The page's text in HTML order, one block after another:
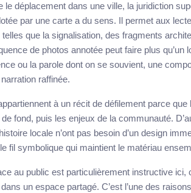
le déplacement dans une ville, la juridiction
par une carte a du sens. Il permet aux
que la signalisation, des fragments
de photos annotée peut faire plus
ou la parole dont on se souvient, une
raffinée.
à un récit de défilement parce que
de fond, puis les enjeux de la communauté.
locale n’ont pas besoin d’un design
fil symbolique qui maintient le matériau
au public est particulièrement instructive
un espace partagé. C’est l’une des